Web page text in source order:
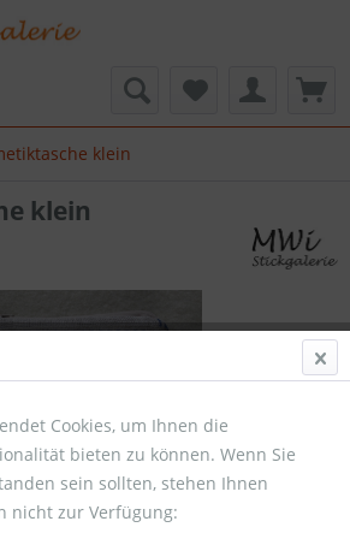
klein
klein
Cookies, um Ihnen die
bieten zu können. Wenn Sie
sein sollten, stehen Ihnen
nicht zur Verfügung: